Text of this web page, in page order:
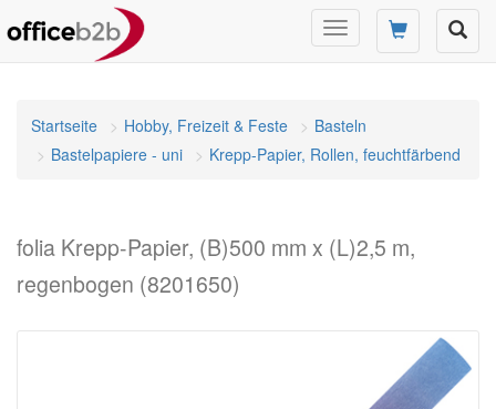
Navigation
umschalten
Startseite Hobby, Freizeit & Feste
Basteln
Bastelpapiere - uni
Krepp-Papier, Rollen, feuchtfärbend
folia Krepp-Papier, (B)500 mm x (L)2,5 m,
regenbogen (8201650)